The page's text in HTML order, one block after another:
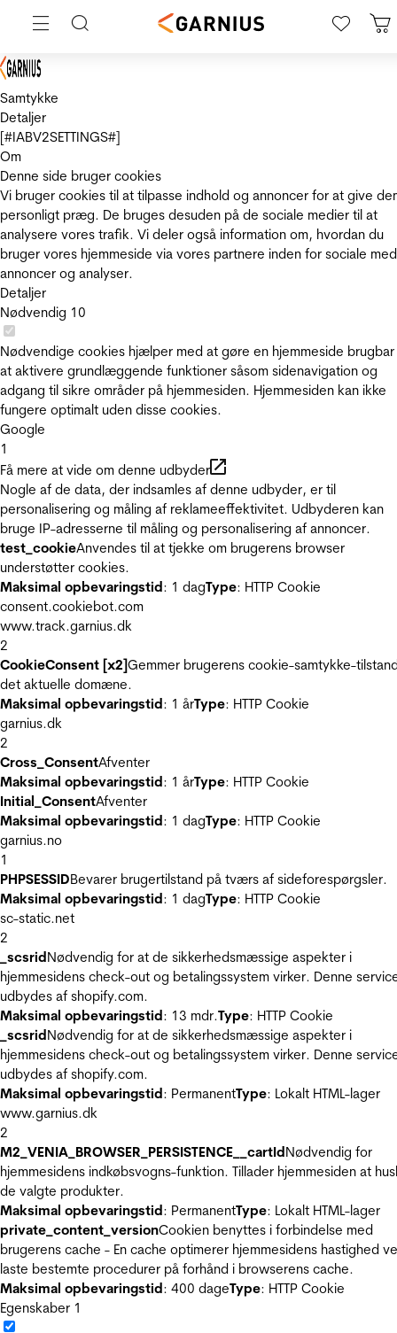
Samtykke
Detaljer
[#IABV2SETTINGS#]
Om
Denne side bruger cookies
Vi bruger cookies til at tilpasse indhold og annoncer for at give
personligt præg. De bruges desuden på de sociale medier til at
analysere vores trafik. Vi deler også information om, hvordan du
bruger vores hjemmeside via vores partnere inden for sociale
annoncer og analyser.
Detaljer
Nødvendig 10
Nødvendige cookies hjælper med at gøre en hjemmeside
at aktivere grundlæggende funktioner såsom sidenavigation og
adgang til sikre områder på hjemmesiden. Hjemmesiden kan ikke
fungere optimalt uden disse cookies.
Google
1
Få mere at vide om denne udbyder
Nogle af de data, der indsamles af denne udbyder, er til
personalisering og måling af reklameeffektivitet. Udbyderen kan
bruge IP-adresserne til måling og personalisering af annoncer.
test_cookieAnvendes til at tjekke om brugerens browser
understøtter cookies.
Maksimal opbevaringstid: 1 dagType: HTTP Cookie
consent.cookiebot.com
www.track.garnius.dk
2
CookieConsent [x2]Gemmer brugerens cookie-samtykke-
det aktuelle domæne.
Maksimal opbevaringstid: 1 årType: HTTP Cookie
garnius.dk
2
Cross_ConsentAfventer
Maksimal opbevaringstid: 1 årType: HTTP Cookie
Initial_ConsentAfventer
Maksimal opbevaringstid: 1 dagType: HTTP Cookie
garnius.no
1
PHPSESSIDBevarer brugertilstand på tværs af sideforespørgsler.
Maksimal opbevaringstid: 1 dagType: HTTP Cookie
sc-static.net
2
_scsridNødvendig for at de sikkerhedsmæssige aspekter i
hjemmesidens check-out og betalingssystem virker. Denne
udbydes af shopify.com.
Maksimal opbevaringstid: 13 mdr.Type: HTTP Cookie
_scsridNødvendig for at de sikkerhedsmæssige aspekter i
hjemmesidens check-out og betalingssystem virker. Denne
udbydes af shopify.com.
Maksimal opbevaringstid: PermanentType: Lokalt HTML-lager
www.garnius.dk
2
M2_VENIA_BROWSER_PERSISTENCE__cartIdNødvendig for
hjemmesidens indkøbsvogns-funktion. Tillader hjemmesiden at
de valgte produkter.
Maksimal opbevaringstid: PermanentType: Lokalt HTML-lager
private_content_versionCookien benyttes i forbindelse med
brugerens cache - En cache optimerer hjemmesidens hastighed
laste bestemte procedurer på forhånd i browserens cache.
Maksimal opbevaringstid: 400 dageType: HTTP Cookie
Egenskaber 1